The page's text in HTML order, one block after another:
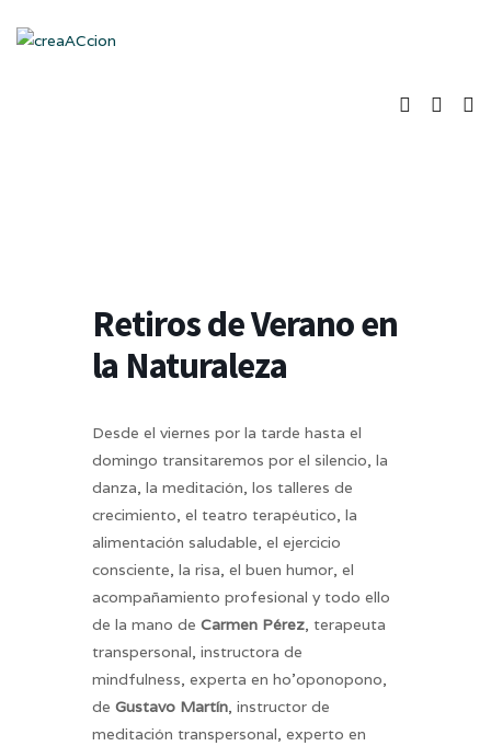
Retiros de Verano en
la Naturaleza
Desde el viernes por la tarde hasta el
domingo transitaremos por el silencio, la
danza, la meditación, los talleres de
crecimiento, el teatro terapéutico, la
alimentación saludable, el ejercicio
consciente, la risa, el buen humor, el
acompañamiento profesional y todo ello
de la mano de Carmen Pérez, terapeuta
transpersonal, instructora de
mindfulness, experta en ho’oponopono,
de Gustavo Martín, instructor de
meditación transpersonal, experto en